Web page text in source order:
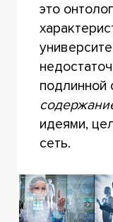
это
подлинной
идеями,
сеть.